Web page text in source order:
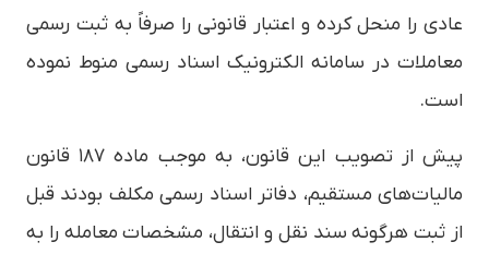
عادی را منحل کرده و اعتبار قانونی را صرفاً به ثبت رسمی
معاملات در سامانه الکترونیک اسناد رسمی منوط نموده
است.
پیش از تصویب این قانون، به موجب ماده ۱۸۷ قانون
مالیات‌های مستقیم، دفاتر اسناد رسمی مکلف بودند قبل
از ثبت هرگونه سند نقل و انتقال، مشخصات معامله را به